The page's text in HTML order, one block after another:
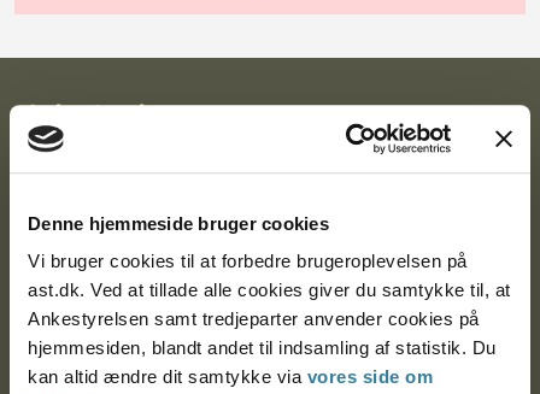
Denne hjemmeside bruger cookies
Vi bruger cookies til at forbedre brugeroplevelsen på
ast.dk. Ved at tillade alle cookies giver du samtykke til, at
Ankestyrelsen samt tredjeparter anvender cookies på
hjemmesiden, blandt andet til indsamling af statistik. Du
kan altid ændre dit samtykke via vores side om
Ankestyrelsen
Postadresse:
Nytorv 7, 2. sal
Ankestyrelsen Aalborg